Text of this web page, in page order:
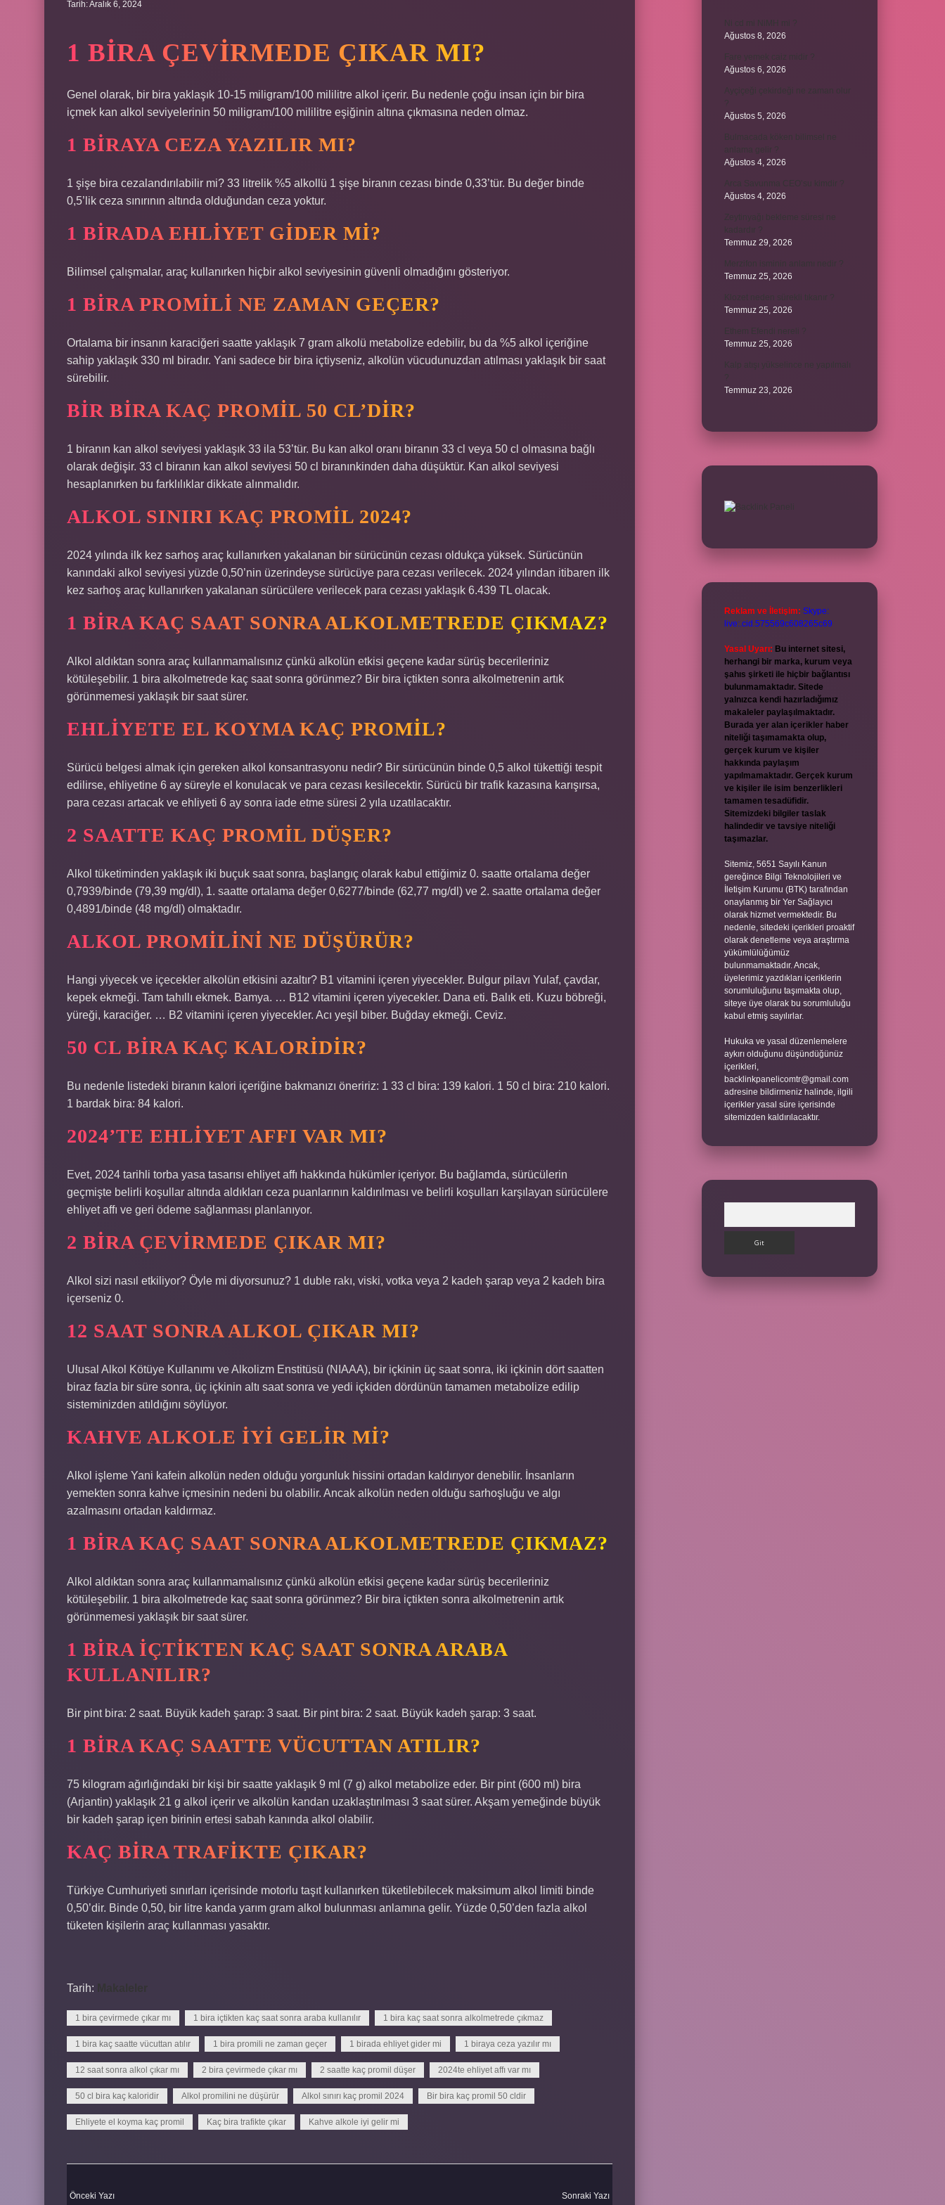
Tarih: Aralık 6, 2024
1 BIRA ÇEVIRMEDE ÇIKAR MI?
Genel olarak, bir bira yaklaşık 10-15 miligram/100 mililitre alkol içerir. Bu nedenle çoğu insan için bir bira
içmek kan alkol seviyelerinin 50 miligram/100 mililitre eşiğinin altına çıkmasına neden olmaz.
1 BIRAYA CEZA YAZILIR MI?
1 şişe bira cezalandırılabilir mi? 33 litrelik %5 alkollü 1 şişe biranın cezası binde 0,33’tür. Bu değer binde
0,5’lik ceza sınırının altında olduğundan ceza yoktur.
1 BIRADA EHLIYET GIDER MI?
Bilimsel çalışmalar, araç kullanırken hiçbir alkol seviyesinin güvenli olmadığını gösteriyor.
1 BIRA PROMILI NE ZAMAN GEÇER?
Ortalama bir insanın karaciğeri saatte yaklaşık 7 gram alkolü metabolize edebilir, bu da %5 alkol içeriğine
sahip yaklaşık 330 ml biradır. Yani sadece bir bira içtiyseniz, alkolün vücudunuzdan atılması yaklaşık bir saat
sürebilir.
BIR BIRA KAÇ PROMIL 50 CL’DIR?
1 biranın kan alkol seviyesi yaklaşık 33 ila 53’tür. Bu kan alkol oranı biranın 33 cl veya 50 cl olmasına bağlı
olarak değişir. 33 cl biranın kan alkol seviyesi 50 cl biranınkinden daha düşüktür. Kan alkol seviyesi
hesaplanırken bu farklılıklar dikkate alınmalıdır.
ALKOL SINIRI KAÇ PROMIL 2024?
2024 yılında ilk kez sarhoş araç kullanırken yakalanan bir sürücünün cezası oldukça yüksek. Sürücünün
kanındaki alkol seviyesi yüzde 0,50’nin üzerindeyse sürücüye para cezası verilecek. 2024 yılından itibaren ilk
kez sarhoş araç kullanırken yakalanan sürücülere verilecek para cezası yaklaşık 6.439 TL olacak.
1 BIRA KAÇ SAAT SONRA ALKOLMETREDE ÇIKMAZ?
Alkol aldıktan sonra araç kullanmamalısınız çünkü alkolün etkisi geçene kadar sürüş becerileriniz
kötüleşebilir. 1 bira alkolmetrede kaç saat sonra görünmez? Bir bira içtikten sonra alkolmetrenin artık
görünmemesi yaklaşık bir saat sürer.
EHLIYETE EL KOYMA KAÇ PROMIL?
Sürücü belgesi almak için gereken alkol konsantrasyonu nedir? Bir sürücünün binde 0,5 alkol tükettiği tespit
edilirse, ehliyetine 6 ay süreyle el konulacak ve para cezası kesilecektir. Sürücü bir trafik kazasına karışırsa,
para cezası artacak ve ehliyeti 6 ay sonra iade etme süresi 2 yıla uzatılacaktır.
2 SAATTE KAÇ PROMIL DÜŞER?
Alkol tüketiminden yaklaşık iki buçuk saat sonra, başlangıç ​​olarak kabul ettiğimiz 0. saatte ortalama değer
0,7939/binde (79,39 mg/dl), 1. saatte ortalama değer 0,6277/binde (62,77 mg/dl) ve 2. saatte ortalama değer
0,4891/binde (48 mg/dl) olmaktadır.
ALKOL PROMILINI NE DÜŞÜRÜR?
Hangi yiyecek ve içecekler alkolün etkisini azaltır? B1 vitamini içeren yiyecekler. Bulgur pilavı Yulaf, çavdar,
kepek ekmeği. Tam tahıllı ekmek. Bamya. … B12 vitamini içeren yiyecekler. Dana eti. Balık eti. Kuzu böbreği,
yüreği, karaciğer. … B2 vitamini içeren yiyecekler. Acı yeşil biber. Buğday ekmeği. Ceviz.
50 CL BIRA KAÇ KALORIDIR?
Bu nedenle listedeki biranın kalori içeriğine bakmanızı öneririz: 1 33 cl bira: 139 kalori. 1 50 cl bira: 210 kalori.
1 bardak bira: 84 kalori.
2024’TE EHLIYET AFFI VAR MI?
Evet, 2024 tarihli torba yasa tasarısı ehliyet affı hakkında hükümler içeriyor. Bu bağlamda, sürücülerin
geçmişte belirli koşullar altında aldıkları ceza puanlarının kaldırılması ve belirli koşulları karşılayan sürücülere
ehliyet affı ve geri ödeme sağlanması planlanıyor.
2 BIRA ÇEVIRMEDE ÇIKAR MI?
Alkol sizi nasıl etkiliyor? Öyle mi diyorsunuz? 1 duble rakı, viski, votka veya 2 kadeh şarap veya 2 kadeh bira
içerseniz 0.
12 SAAT SONRA ALKOL ÇIKAR MI?
Ulusal Alkol Kötüye Kullanımı ve Alkolizm Enstitüsü (NIAAA), bir içkinin üç saat sonra, iki içkinin dört saatten
biraz fazla bir süre sonra, üç içkinin altı saat sonra ve yedi içkiden dördünün tamamen metabolize edilip
sisteminizden atıldığını söylüyor.
KAHVE ALKOLE IYI GELIR MI?
Alkol işleme Yani kafein alkolün neden olduğu yorgunluk hissini ortadan kaldırıyor denebilir. İnsanların
yemekten sonra kahve içmesinin nedeni bu olabilir. Ancak alkolün neden olduğu sarhoşluğu ve algı
azalmasını ortadan kaldırmaz.
1 BIRA KAÇ SAAT SONRA ALKOLMETREDE ÇIKMAZ?
Alkol aldıktan sonra araç kullanmamalısınız çünkü alkolün etkisi geçene kadar sürüş becerileriniz
kötüleşebilir. 1 bira alkolmetrede kaç saat sonra görünmez? Bir bira içtikten sonra alkolmetrenin artık
görünmemesi yaklaşık bir saat sürer.
1 BIRA IÇTIKTEN KAÇ SAAT SONRA ARABA
KULLANILIR?
Bir pint bira: 2 saat. Büyük kadeh şarap: 3 saat. Bir pint bira: 2 saat. Büyük kadeh şarap: 3 saat.
1 BIRA KAÇ SAATTE VÜCUTTAN ATILIR?
75 kilogram ağırlığındaki bir kişi bir saatte yaklaşık 9 ml (7 g) alkol metabolize eder. Bir pint (600 ml) bira
(Arjantin) yaklaşık 21 g alkol içerir ve alkolün kandan uzaklaştırılması 3 saat sürer. Akşam yemeğinde büyük
bir kadeh şarap içen birinin ertesi sabah kanında alkol olabilir.
KAÇ BIRA TRAFIKTE ÇIKAR?
Türkiye Cumhuriyeti sınırları içerisinde motorlu taşıt kullanırken tüketilebilecek maksimum alkol limiti binde
0,50’dir. Binde 0,50, bir litre kanda yarım gram alkol bulunması anlamına gelir. Yüzde 0,50’den fazla alkol
tüketen kişilerin araç kullanması yasaktır.
Tarih: Makaleler
1 bira çevirmede çıkar mı 1 bira içtikten kaç saat sonra araba kullanılır 1 bira kaç saat sonra alkolmetrede çıkmaz
1 bira kaç saatte vücuttan atılır 1 bira promili ne zaman geçer 1 birada ehliyet gider mi 1 biraya ceza yazılır mı
12 saat sonra alkol çıkar mı 2 bira çevirmede çıkar mı 2 saatte kaç promil düşer 2024te ehliyet affı var mı
50 cl bira kaç kaloridir Alkol promilini ne düşürür Alkol sınırı kaç promil 2024 Bir bira kaç promil 50 cldir
Ehliyete el koyma kaç promil Kaç bira trafikte çıkar Kahve alkole iyi gelir mi
Önceki Yazı Sonraki Yazı
Ni cd mi NiMH mi ?
Ağustos 8, 2026
Fare yemek caiz midir ?
Ağustos 6, 2026
Ayçiçeği çekirdeği ne zaman olur
?
Ağustos 5, 2026
Bulmacada köken bilimsel ne
anlama gelir ?
Ağustos 4, 2026
Arca Savunma CEO’su kimdir ?
Ağustos 4, 2026
Zeytinyağı bekleme süresi ne
Temmuz 29, 2026
Merzifon isminin anlamı nedir ?
Temmuz 25, 2026
Temmuz 25, 2026
Temmuz 25, 2026
Kalp atışı yükselince ne yapılmalı
Temmuz 23, 2026
Reklam ve İletişim: Skype:
live:.cid.575569c608265c69
Yasal Uyarı: Bu internet sitesi,
herhangi bir marka, kurum veya
şahıs şirketi ile hiçbir bağlantısı
bulunmamaktadır. Sitede
yalnızca kendi hazırladığımız
makaleler paylaşılmaktadır.
Burada yer alan içerikler haber
niteliği taşımamakta olup,
gerçek kurum ve kişiler
hakkında paylaşım
yapılmamaktadır. Gerçek kurum
ve kişiler ile isim benzerlikleri
tamamen tesadüfidir.
Sitemizdeki bilgiler taslak
halindedir ve tavsiye niteliği
taşımazlar.
Sitemiz, 5651 Sayılı Kanun
gereğince Bilgi Teknolojileri ve
İletişim Kurumu (BTK) tarafından
onaylanmış bir Yer Sağlayıcı
olarak hizmet vermektedir. Bu
nedenle, sitedeki içerikleri proaktif
olarak denetleme veya araştırma
yükümlülüğümüz
bulunmamaktadır. Ancak,
üyelerimiz yazdıkları içeriklerin
sorumluluğunu taşımakta olup,
siteye üye olarak bu sorumluluğu
kabul etmiş sayılırlar.
Hukuka ve yasal düzenlemelere
aykırı olduğunu düşündüğünüz
içerikleri,
backlinkpanelicomtr@gmail.com
adresine bildirmeniz halinde, ilgili
içerikler yasal süre içerisinde
sitemizden kaldırılacaktır.